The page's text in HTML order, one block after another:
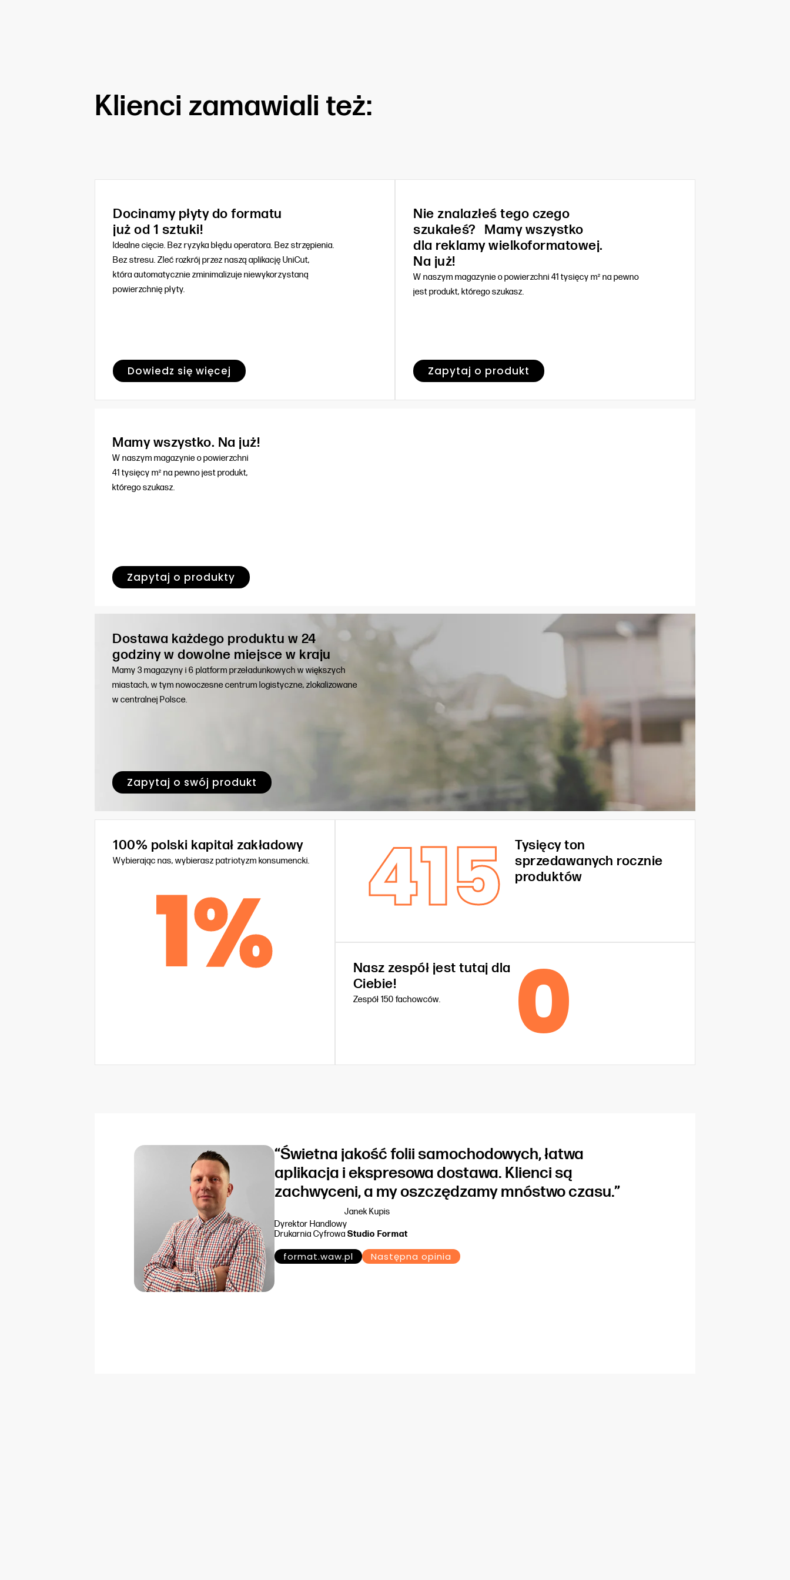
Klienci zamawiali też:
Docinamy płyty do formatu
już od 1 sztuki!
Idealne cięcie. Bez ryzyka błędu operatora. Bez strzępienia.
Bez stresu. Zleć rozkrój przez naszą aplikację UniCut,
która automatycznie zminimalizuje niewykorzystaną
powierzchnię płyty.
Dowiedz się więcej
Nie znalazłeś tego czego
szukałeś? Mamy wszystko
dla reklamy wielkoformatowej.
Na już!
W naszym magazynie o powierzchni 41 tysięcy m² na pewno
jest produkt, którego szukasz.
Zapytaj o produkt
Mamy wszystko. Na już!
W naszym magazynie o powierzchni
41 tysięcy m² na pewno jest produkt,
którego szukasz.
Zapytaj o produkty
Dostawa każdego produktu w 24
godziny w dowolne miejsce w kraju
Mamy 3 magazyny i 6 platform przeładunkowych w większych
miastach, w tym nowoczesne centrum logistyczne, zlokalizowane
w centralnej Polsce.
Zapytaj o swój produkt
100% polski kapitał zakładowy
Wybierając nas, wybierasz patriotyzm konsumencki.
1% 415
Tysięcy ton
sprzedawanych rocznie
produktów
Nasz zespół jest tutaj dla
Ciebie!
Zespół 150 fachowców. 0
“Świetna jakość folii samochodowych, łatwa
aplikacja i ekspresowa dostawa. Klienci są
zachwyceni, a my oszczędzamy mnóstwo czasu.”
Janek Kupis
Dyrektor Handlowy
Drukarnia CyfrowaStudio Format
format.waw.pl Następna opinia